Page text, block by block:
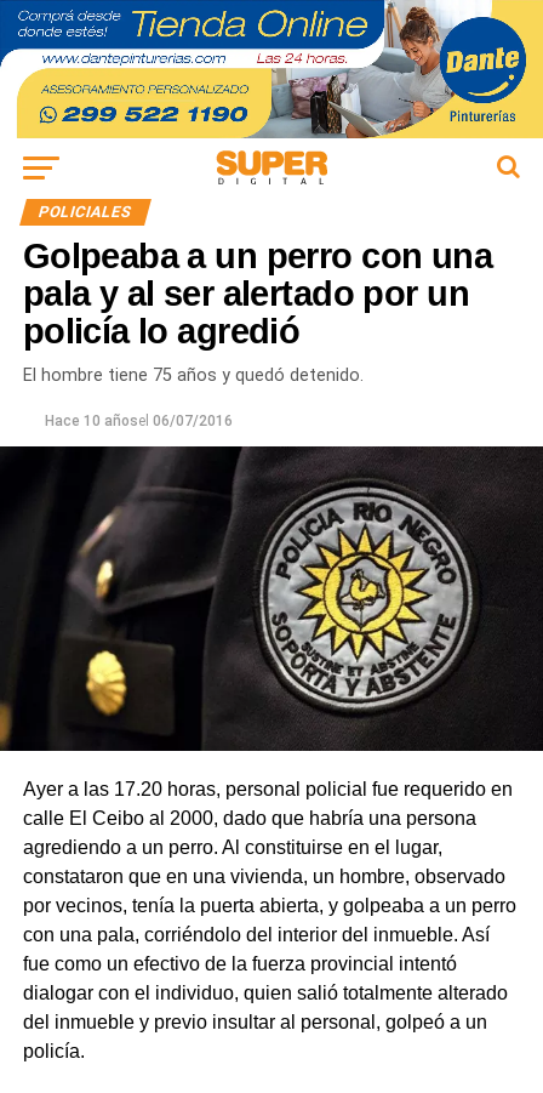
POLICIALES
Golpeaba a un perro con una
pala y al ser alertado por un
policía lo agredió
El hombre tiene 75 años y quedó detenido.
Hace 10 añosel 06/07/2016
Ayer a las 17.20 horas, personal policial fue requerido en
calle El Ceibo al 2000, dado que habría una persona
agrediendo a un perro. Al constituirse en el lugar,
constataron que en una vivienda, un hombre, observado
por vecinos, tenía la puerta abierta, y golpeaba a un perro
con una pala, corriéndolo del interior del inmueble. Así
fue como un efectivo de la fuerza provincial intentó
dialogar con el individuo, quien salió totalmente alterado
del inmueble y previo insultar al personal, golpeó a un
policía.